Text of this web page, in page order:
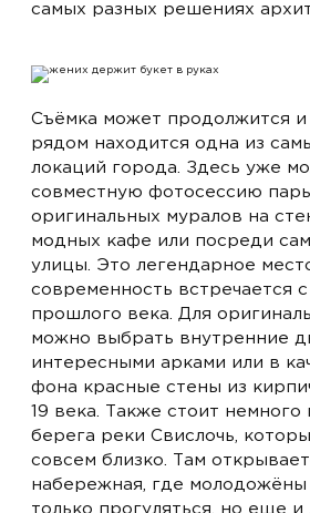
самых разных решениях
Съёмка может продолжится и
рядом находится одна из
локаций города. Здесь уже
совместную фотосессию
оригинальных муралов на
модных кафе или посреди
улицы. Это легендарное
современность встречается
прошлого века. Для
можно выбрать внутренние
интересными арками или в
фона красные стены из
19 века. Также стоит
берега реки Свислочь,
совсем близко. Там
набережная, где молодожёны
только прогуляться, но еще